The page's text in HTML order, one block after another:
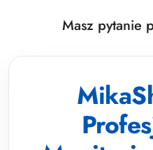
Masz pytanie